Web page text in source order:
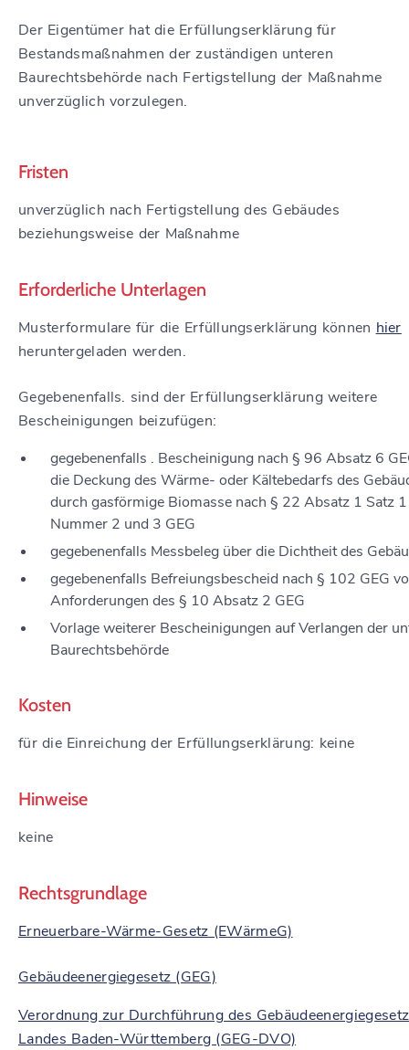
Der Eigentümer hat die Erfüllungserklärung für
Bestandsmaßnahmen der zuständigen unteren
Baurechtsbehörde nach Fertigstellung der Maßnahme
unverzüglich vorzulegen.
Fristen
unverzüglich nach Fertigstellung des Gebäudes
beziehungsweise der Maßnahme
Erforderliche Unterlagen
Musterformulare für die Erfüllungserklärung können hier
heruntergeladen werden.
Gegebenenfalls. sind der Erfüllungserklärung weitere
Bescheinigungen beizufügen:
gegebenenfalls . Bescheinigung nach § 96 Absatz 6
die Deckung des Wärme- oder Kältebedarfs des
durch gasförmige Biomasse nach § 22 Absatz 1 Satz 1
Nummer 2 und 3 GEG
gegebenenfalls Messbeleg über die Dichtheit des
gegebenenfalls Befreiungsbescheid nach § 102 GEG
Anforderungen des § 10 Absatz 2 GEG
Vorlage weiterer Bescheinigungen auf Verlangen der
Baurechtsbehörde
Kosten
für die Einreichung der Erfüllungserklärung: keine
Hinweise
keine
Rechtsgrundlage
Erneuerbare-Wärme-Gesetz (EWärmeG)
Gebäudeenergiegesetz (GEG)
Verordnung zur Durchführung des
Landes Baden-Württemberg (GEG-DVO)